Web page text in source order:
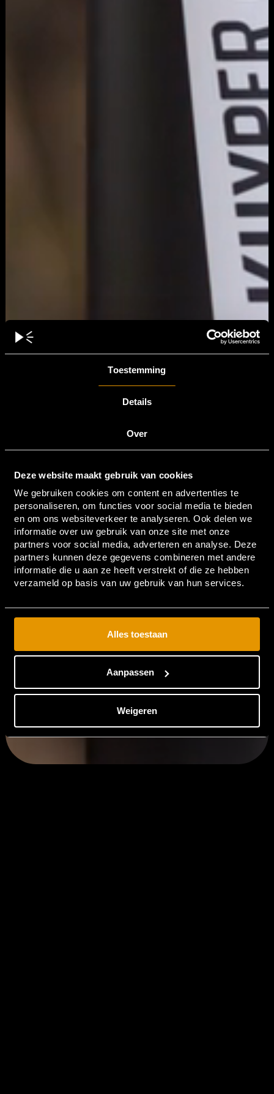
Toestemming
Details
Over
Deze website maakt gebruik van cookies
We gebruiken cookies om content en advertenties te
personaliseren, om functies voor social media te bieden
en om ons websiteverkeer te analyseren. Ook delen we
informatie over uw gebruik van onze site met onze
partners voor social media, adverteren en analyse. Deze
partners kunnen deze gegevens combineren met andere
informatie die u aan ze heeft verstrekt of die ze hebben
verzameld op basis van uw gebruik van hun services.
Alles toestaan
Aanpassen
Weigeren